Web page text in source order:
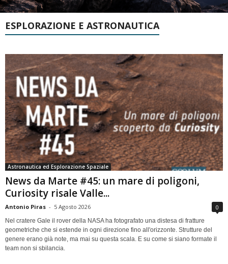
ESPLORAZIONE E ASTRONAUTICA
Astronautica ed Esplorazione Spaziale
News da Marte #45: un mare di poligoni,
Curiosity risale Valle...
Antonio Piras - 5 Agosto 2026 0
Nel cratere Gale il rover della NASA ha fotografato una distesa di fratture
geometriche che si estende in ogni direzione fino all'orizzonte. Strutture del
genere erano già note, ma mai su questa scala. E su come si siano formate il
team non si sbilancia.